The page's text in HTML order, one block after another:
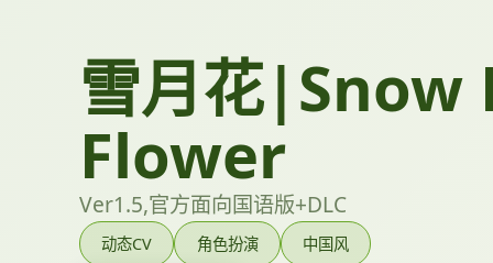
雪月花|Snow
Flower
Ver1.5,官方面向国语版+DLC
动态CV 角色扮演 中国风